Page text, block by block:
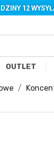
12
OUTLET